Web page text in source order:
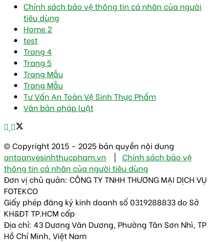
Chính sách bảo vệ thông tin cá nhân của người
tiêu dùng
Home 2
test
Trang 4
Trang 5
Trang Mẫu
Trang Mẫu
Tư Vấn An Toàn Vệ Sinh Thực Phẩm
Văn bản pháp luật
© Copyright 2015 - 2025 bản quyền nội dung
antoanvesinhthucpham.vn | Chính sách bảo vệ
thông tin cá nhân của người tiêu dùng
Đơn vị chủ quản: CÔNG TY TNHH THƯƠNG MẠI DỊCH VỤ
FOTEKCO
Giấy phép đăng ký kinh doanh số 0319288833 do Sở
KH&ĐT TP.HCM cấp
Địa chỉ: 43 Dương Văn Dương, Phường Tân Sơn Nhì, TP
Hồ Chí Minh, Việt Nam